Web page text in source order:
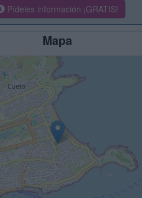
Pídeles información ¡GRATIS!
Mapa